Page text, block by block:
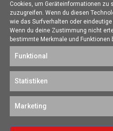
Cookies, um Geräteinformationen zu
zuzugreifen. Wenn du diesen
wie das Surfverhalten oder
Wenn du deine Zustimmung nicht
bestimmte Merkmale und Funktionen
Funktional
Statistiken
Marketing
ÜBER
Die Seite skotschir.de wurde
gegründet. Unser Ziel ist es, eine